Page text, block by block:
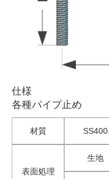
仕様
各種パイプ止め
材質 SS400
表面処理
生地